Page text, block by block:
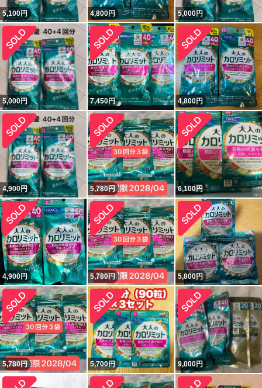
5,100円 4,800円 5,000円
5,000円 7,450円 4,800円
4,900円 5,780円 6,100円
4,900円 5,780円 5,800円
5,780円 5,700円 9,000円